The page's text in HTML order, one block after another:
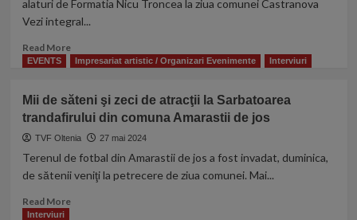
interpret
de
populară
împlineşte
o
frumoasa
varsta!
alaturi de Formatia Nicu Troncea la ziua comunei Castranova
Vezi integral...
Read MoreRead
more
recitalul
Niculinei
Stoican
comunei
EVENTS Impresariat artistic / Organizari Evenimente Interviuri
Mii de săteni şi zeci de atracţii la Sarbatoarea
trandafirului din comuna Amarastii de jos
TVF Oltenia 27 mai 2024
Terenul de fotbal din Amarastii de jos a fost invadat, duminica,
de sătenii veniţi la petrecere de ziua comunei. Mai...
Read MoreRead
Interviuri